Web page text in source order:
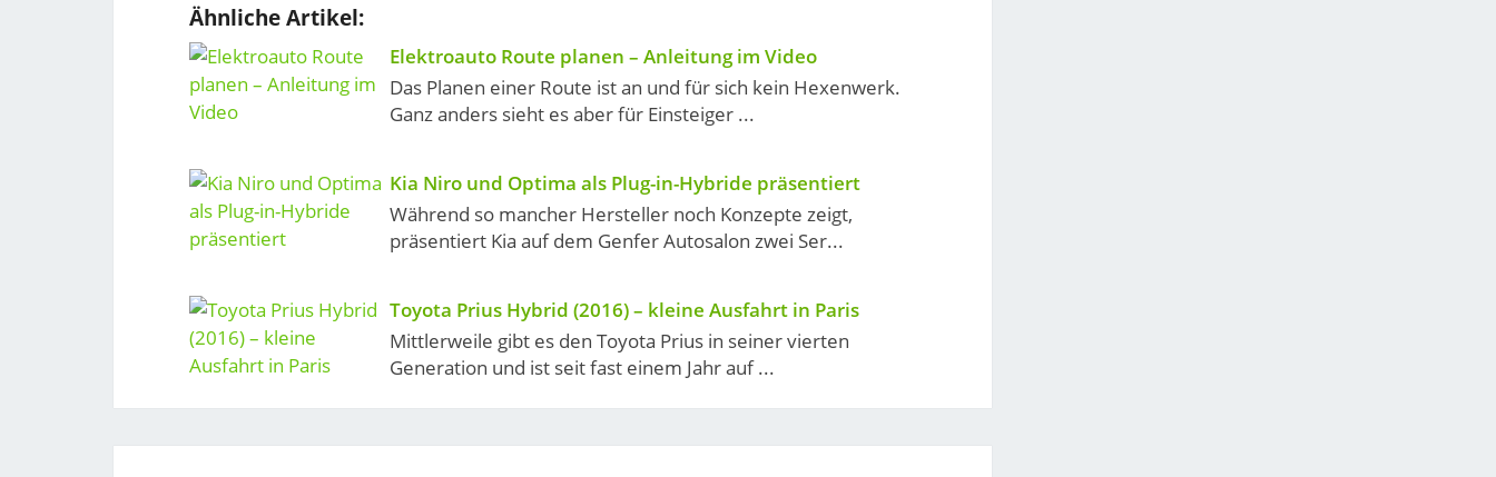
Ähnliche Artikel:
Elektroauto Route planen – Anleitung im Video
Das Planen einer Route ist an und für sich kein Hexenwerk.
Ganz anders sieht es aber für Einsteiger ...
Kia Niro und Optima als Plug-in-Hybride präsentiert
Während so mancher Hersteller noch Konzepte zeigt,
präsentiert Kia auf dem Genfer Autosalon zwei Ser...
Toyota Prius Hybrid (2016) – kleine Ausfahrt in Paris
Mittlerweile gibt es den Toyota Prius in seiner vierten
Generation und ist seit fast einem Jahr auf ...
Post